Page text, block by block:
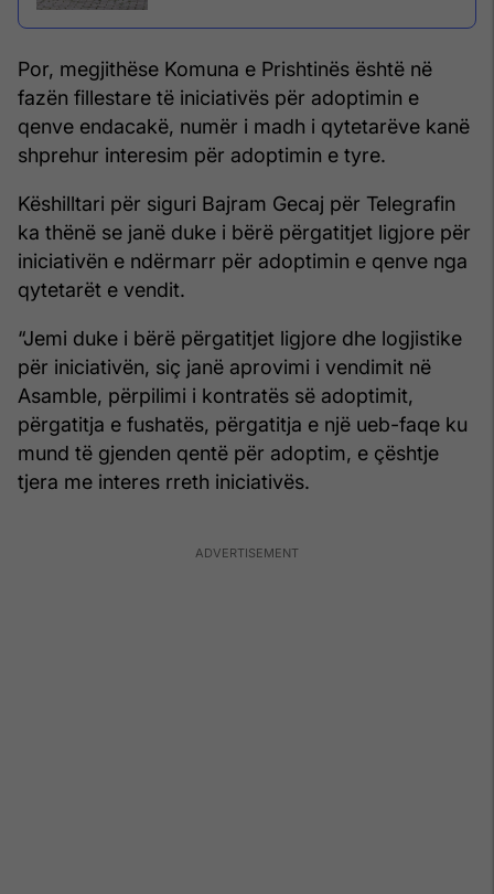
Por, megjithëse Komuna e Prishtinës është në
fazën fillestare të iniciativës për adoptimin e
qenve endacakë, numër i madh i qytetarëve kanë
shprehur interesim për adoptimin e tyre.
Këshilltari për siguri Bajram Gecaj për Telegrafin
ka thënë se janë duke i bërë përgatitjet ligjore për
iniciativën e ndërmarr për adoptimin e qenve nga
qytetarët e vendit.
“Jemi duke i bërë përgatitjet ligjore dhe logjistike
për iniciativën, siç janë aprovimi i vendimit në
Asamble, përpilimi i kontratës së adoptimit,
përgatitja e fushatës, përgatitja e një ueb-faqe ku
mund të gjenden qentë për adoptim, e çështje
tjera me interes rreth iniciativës.